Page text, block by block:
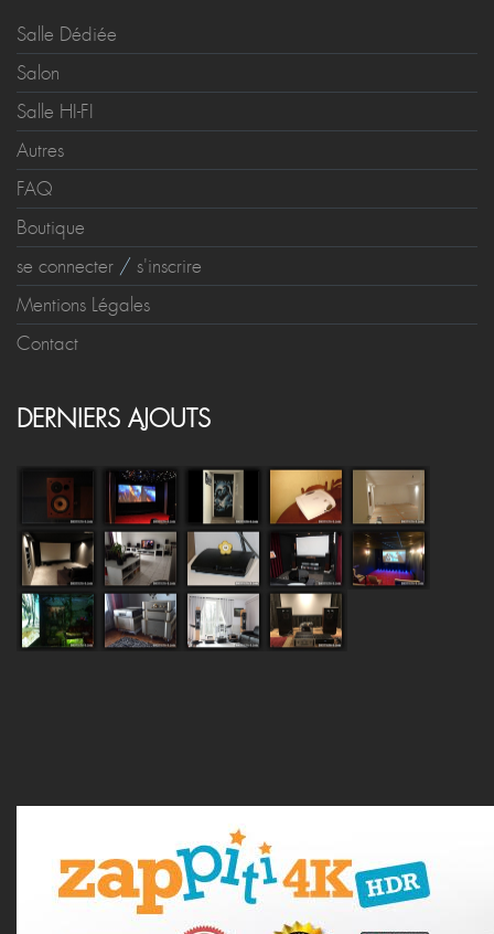
Salle Dédiée
Salon
Salle HI-FI
Autres
FAQ
Boutique
se connecter / s'inscrire
Mentions Légales
Contact
DERNIERS AJOUTS